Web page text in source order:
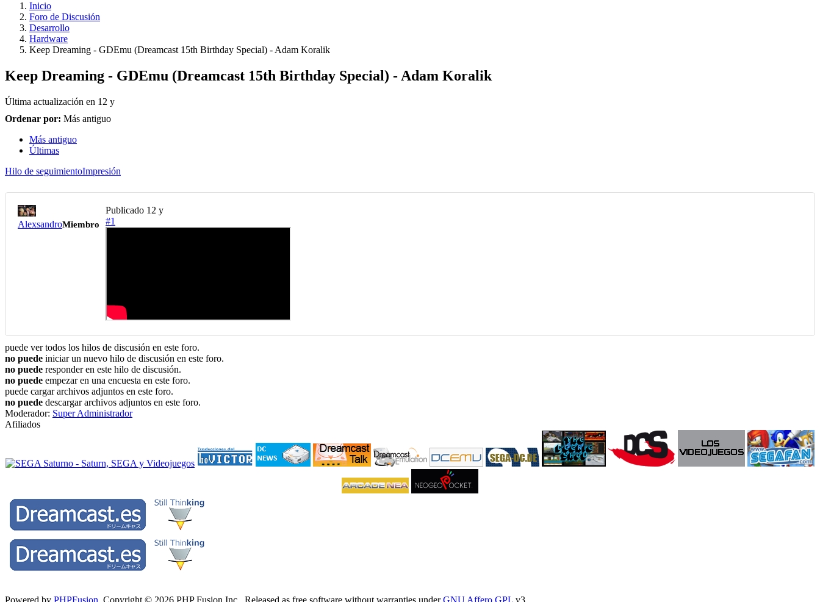
Inicio
Foro de Discusión
Desarrollo
Hardware
Keep Dreaming - GDEmu (Dreamcast 15th Birthday Special) - Adam Koralik
Keep Dreaming - GDEmu (Dreamcast 15th Birthday Special) - Adam Koralik
Última actualización en 12 y
Ordenar por: Más antiguo
Más antiguo
Últimas
Hilo de seguimientoImpresión
AlexsandroMiembro
Publicado 12 y
#1
puede ver todos los hilos de discusión en este foro.
no puede iniciar un nuevo hilo de discusión en este foro.
no puede responder en este hilo de discusión.
no puede empezar en una encuesta en este foro.
puede cargar archivos adjuntos en este foro.
no puede descargar archivos adjuntos en este foro.
Moderador: Super Administrador
Afiliados
Powered by PHPFusion . Copyright © 2026 PHP Fusion Inc. Released as free software without warranties underGNU Affero GPL v3.